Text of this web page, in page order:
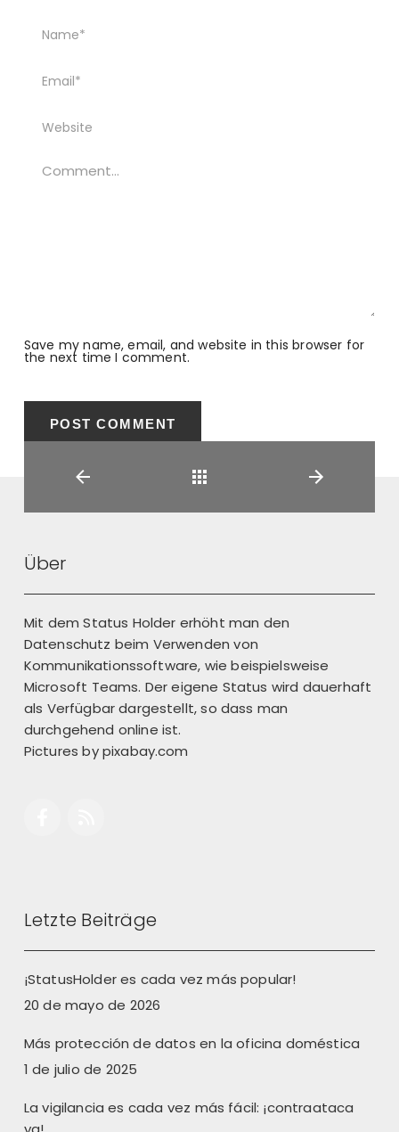
Save my name, email, and website in this browser for
the next time I comment.
Über
Mit dem Status Holder erhöht man den
Datenschutz beim Verwenden von
Kommunikationssoftware, wie beispielsweise
Microsoft Teams. Der eigene Status wird dauerhaft
als Verfügbar dargestellt, so dass man
durchgehend online ist.
Pictures bypixabay.com
Letzte Beiträge
¡StatusHolder es cada vez más popular!
20 de mayo de 2026
Más protección de datos en la oficina doméstica
1 de julio de 2025
La vigilancia es cada vez más fácil: ¡contraataca